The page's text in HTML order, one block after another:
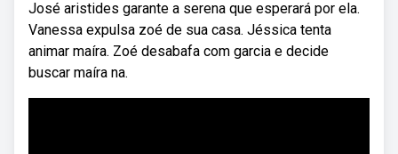
José aristides garante a serena que esperará por ela.
Vanessa expulsa zoé de sua casa. Jéssica tenta
animar maíra. Zoé desabafa com garcia e decide
buscar maíra na.